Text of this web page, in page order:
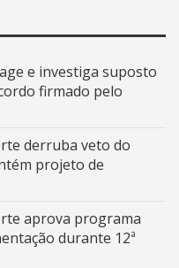
e investiga suposto
firmado pelo
derruba veto do
projeto de
aprova programa
durante 12ª